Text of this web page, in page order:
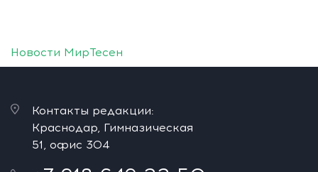
Новости МирТесен
Контакты редакции:
Краснодар, Гимназическая
51, офис 304